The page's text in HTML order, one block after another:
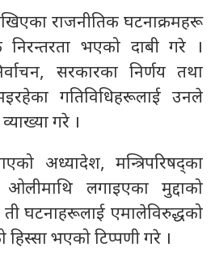
राजनीतिक घटनाक्रमहरू
निरन्तरता भएको दाबी गरे ।
सरकारका निर्णय तथा
गतिविधिहरूलाई उनले
गरे ।
अध्यादेश, मन्त्रिपरिषद्का
लगाइएका मुद्दाको
ती घटनाहरूलाई एमालेविरुद्धको
भएको टिप्पणी गरे ।